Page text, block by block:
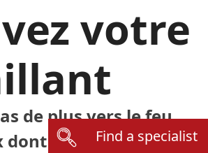
votre
de plus vers le feu
dont vous rêvezFind a specialist